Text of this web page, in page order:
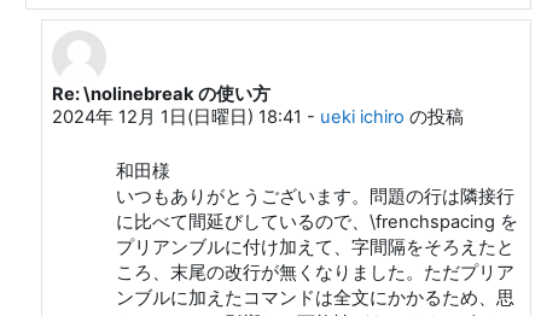
和田 勇 への返信
Re: \nolinebreak の使い方
2024年 12月 1日(日曜日) 18:41 - ueki ichiro の投稿
和田様
いつもありがとうございます。問題の行は隣接行
に比べて間延びしているので、\frenchspacing を
プリアンブルに付け加えて、字間隔をそろえたと
ころ、末尾の改行が無くなりました。ただプリア
ンブルに加えたコマンドは全文にかかるため、思